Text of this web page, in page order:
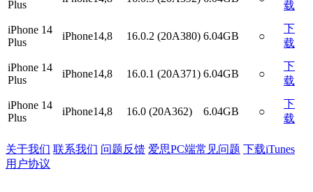
Plus
载
iPhone 14
Plus
iPhone14,8 16.0.2 (20A380) 6.04GB ○
下
载
iPhone 14
Plus
iPhone14,8 16.0.1 (20A371) 6.04GB ○
下
载
iPhone 14
Plus
iPhone14,8 16.0 (20A362) 6.04GB ○
下
载
关于我们 联系我们 问题反馈 爱思PC端常见问题 下载iTunes
用户协议